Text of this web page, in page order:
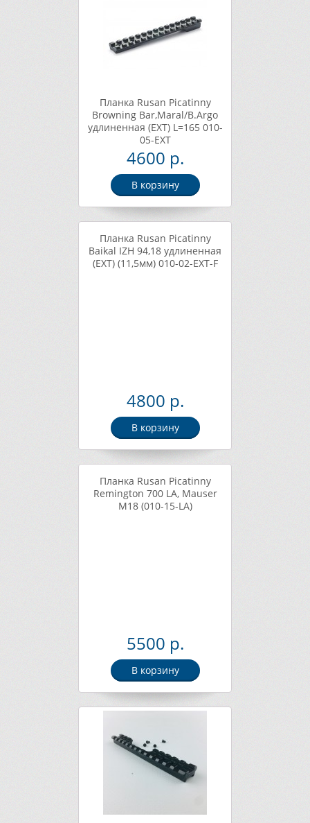
Планка Rusan Picatinny
Browning Bar,Maral/B.Argo
удлиненная (EXT) L=165 010-
05-EXT
4600 р.
В корзину
Планка Rusan Picatinny
Baikal IZH 94,18 удлиненная
(EXT) (11,5мм) 010-02-EXT-F
4800 р.
В корзину
Планка Rusan Picatinny
Remington 700 LA, Mauser
M18 (010-15-LA)
5500 р.
В корзину